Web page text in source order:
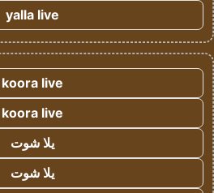
yalla live
koora live
koora live
يلا شوت
يلا شوت